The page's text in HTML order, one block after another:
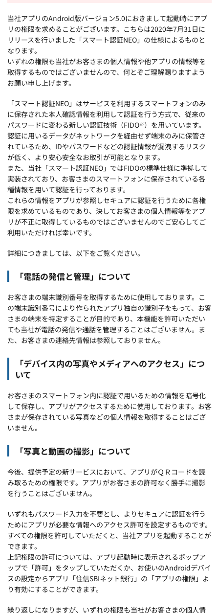
当社アプリのAndroid版バージョン5.0におきまして起動時にアプ
リの権限を求めることがございます。こちらは2020年7月31日に
リリースを行いました「スマート認証NEO」の仕様によるものと
なります。
いずれの権限も当社がお客さまの個人情報や他アプリの情報等を
取得するものではございませんので、何とぞご理解賜りますよう
お願い申し上げます。
「スマート認証NEO」はサービスを利用するスマートフォンのみ
に保存された本人確認情報を利用して認証を行う方式で、従来の
パスワードに変わる新しい認証技術（FIDO※）を用いています。
認証に用いるデータがネットワークを経由せず端末のみに保管さ
れているため、IDやパスワードなどの認証情報が漏洩するリスク
が低く、より安心安全なお取引が可能となります。
また、当社「スマート認証NEO」ではFIDOの標準仕様に準拠して
実装されており、お客さまのスマートフォンに保存されている各
種情報を用いて認証を行っております。
これらの情報をアプリが参照しセキュアに認証を行うために各権
限を求めているものであり、決してお客さまの個人情報等をアプ
リが不正に取得しているものではございませんのでご安心してご
利用いただければ幸いです。
詳細につきましては、以下をご覧ください。
「電話の発信と管理」について
お客さまの端末識別番号を取得するために使用しております。こ
の端末識別番号により作られたアプリ独自の識別子をもって、お客
さまの端末を特定することが目的であり、本機能を許可いただい
ても当社が電話の発信や通話を管理することはございません。ま
た、お客さまの連絡先情報は参照しておりません。
「デバイス内の写真やメディアへのアクセス」につ
いて
お客さまのスマートフォン内に認証で用いるための情報を暗号化
して保存し、アプリがアクセスするために使用しております。お客
さまが保存されている写真などの個人情報を取得することはござ
いません。
「写真と動画の撮影」について
今後、提供予定の新サービスにおいて、アプリがＱＲコードを読
み取るための権限です。アプリがお客さまの許可なく勝手に撮影
を行うことはございません。
いずれもパスワード入力を不要とし、よりセキュアに認証を行う
ためにアプリが必要な情報へのアクセス許可を設定するものです。
すべての権限を許可していただくと、当社アプリを起動することが
できます。
上記権限の許可については、アプリ起動時に表示されるポップア
ップで「許可」をタップしていただくか、お使いのAndroidデバイ
スの設定からアプリ「住信SBIネット銀行」の「アプリの権限」よ
り有効にすることができます。
繰り返しになりますが、いずれの権限も当社がお客さまの個人情